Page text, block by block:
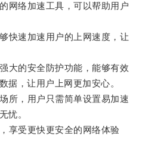
络加速工具，可以帮助用户
速加速用户的上网速度，让
的安全防护功能，能够有效
据，让用户上网更加安心。
，用户只需简单设置易加速
忧。
受更快更安全的网络体验